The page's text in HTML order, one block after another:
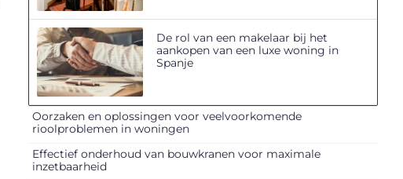
De rol van een makelaar bij het
aankopen van een luxe woning in
Spanje
Oorzaken en oplossingen voor veelvoorkomende
rioolproblemen in woningen
Effectief onderhoud van bouwkranen voor maximale
inzetbaarheid